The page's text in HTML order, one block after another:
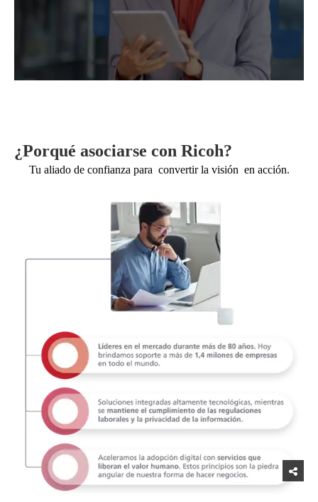
¿Porqué asociarse con Ricoh?
Tu aliado de confianza para convertir la visión en acción.